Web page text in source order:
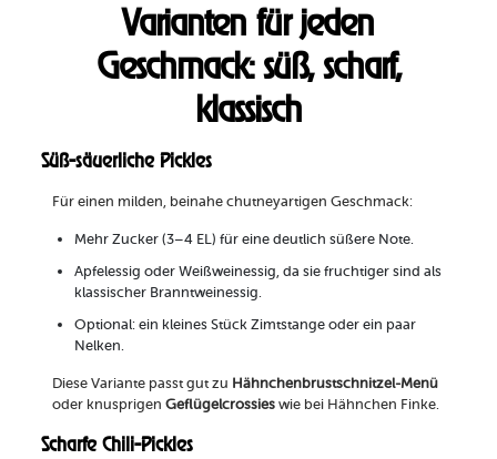
Varianten für jeden
Geschmack: süß, scharf,
klassisch
Süß-säuerliche Pickles
Für einen milden, beinahe chutneyartigen Geschmack:
Mehr Zucker (3–4 EL) für eine deutlich süßere Note.
Apfelessig oder Weißweinessig, da sie fruchtiger sind als
klassischer Branntweinessig.
Optional: ein kleines Stück Zimtstange oder ein paar
Nelken.
Diese Variante passt gut zu Hähnchenbrustschnitzel-Menü
oder knusprigen Geflügelcrossieswie bei Hähnchen Finke.
Scharfe Chili-Pickles